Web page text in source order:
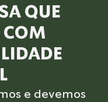
QUE
e devemos